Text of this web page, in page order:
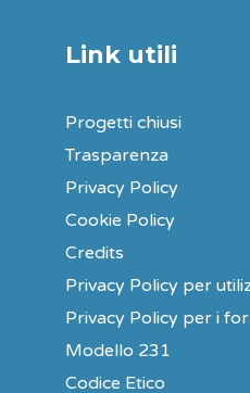
Link utili
Progetti chiusi
Trasparenza
Privacy Policy
Cookie Policy
Credits
Privacy Policy per
Privacy Policy per i
Modello 231
Codice Etico